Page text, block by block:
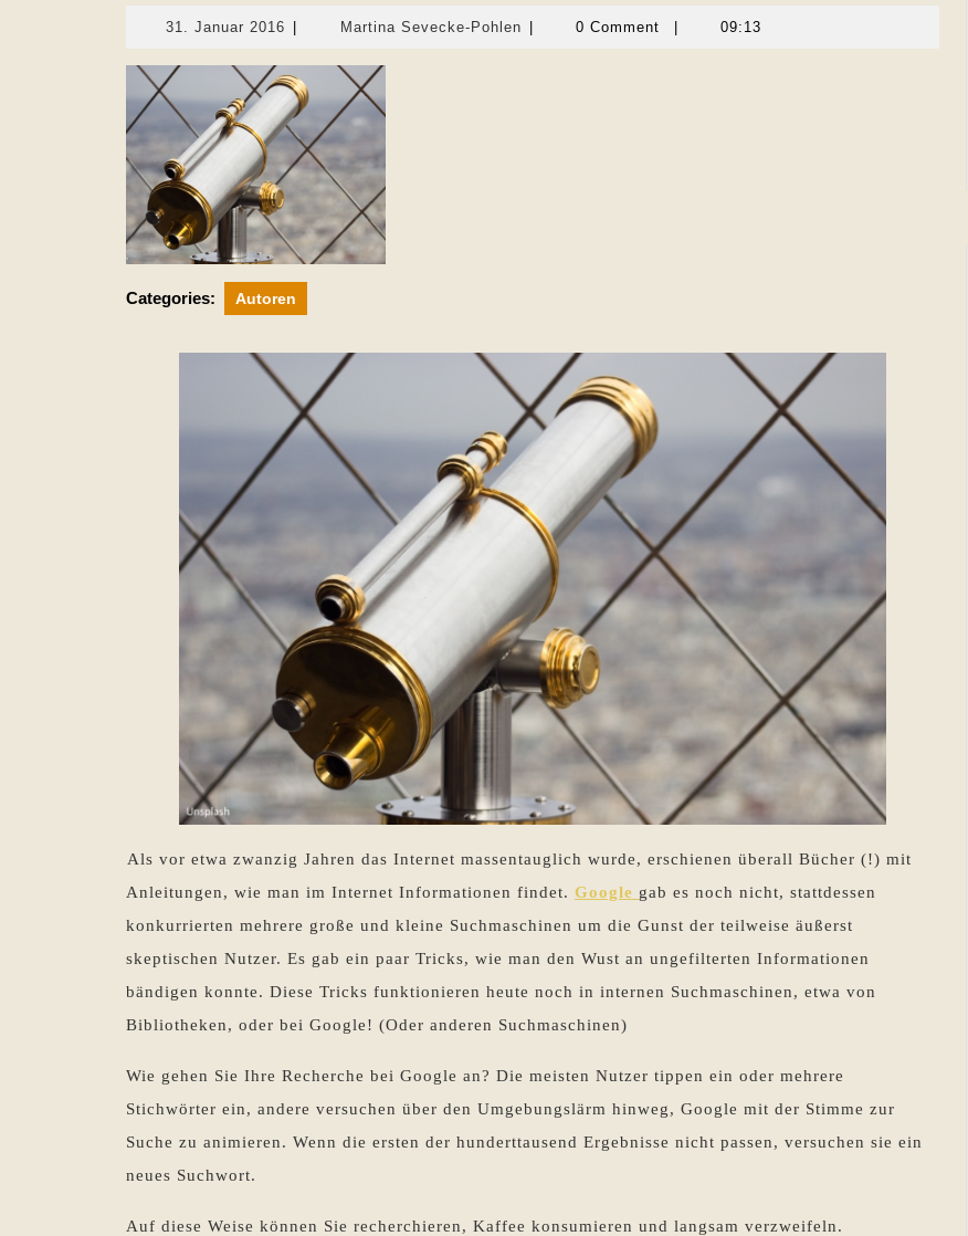
31. Januar 2016 31.
2016
Martina Sevecke-PohlenMartina 0 Comment 09:13
Categories: Autoren
Als vor etwa zwanzig Jahren das Internet massentauglich wurde, erschienen überall Bücher (!) mit
Anleitungen, wie man im Internet Informationen findet. Google gab es noch nicht, stattdessen
konkurrierten mehrere große und kleine Suchmaschinen um die Gunst der teilweise äußerst
skeptischen Nutzer. Es gab ein paar Tricks, wie man den Wust an ungefilterten Informationen
bändigen konnte. Diese Tricks funktionieren heute noch in internen Suchmaschinen, etwa von
Bibliotheken, oder bei Google! (Oder anderen Suchmaschinen)
Wie gehen Sie Ihre Recherche bei Google an? Die meisten Nutzer tippen ein oder mehrere
Stichwörter ein, andere versuchen über den Umgebungslärm hinweg, Google mit der Stimme zur
Suche zu animieren. Wenn die ersten der hunderttausend Ergebnisse nicht passen, versuchen sie ein
neues Suchwort.
Auf diese Weise können Sie recherchieren, Kaffee konsumieren und langsam verzweifeln.